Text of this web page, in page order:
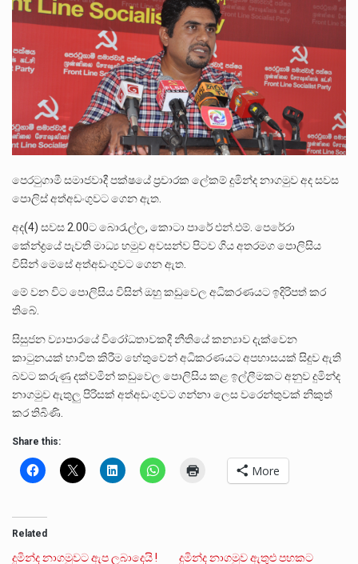
ගොවියන්ගේ ප්‍රශ්න, ධීවරයන්ගේ ප්‍රශ්න, සෞඛය ප්‍රශ්න, වැටු ප්‍ර්ශ්න, රැකියා විරහිත ප්‍රශ්න මේ සියලු ප්‍රශ්නවලට තනි…
පෙරටුගාමී සමාජවාදී පක්ෂයේ ප්‍රචාරක ලේකම් දුමින්ද නාගමුව අද සවස
පොලිස් අත්අඩංගුවට ගෙන ඇත.
අද(4) සවස 2.00ට බොරැල්ල, කොටා පාරේ එන්.එම්. පෙරේරා
‌කේන්ද්‍රයේ පැවති මාධ්‍ය හමුව අවසන්ව පිටව ගිය අතරමග පොලිසිය
විසින් මෙසේ අත්අඩංගුවට ගෙන ඇත.
මේ වන විට පොලිසිය විසින් ඔහු කඩුවෙල අධිකරණයට ඉදිරිපත් කර
තිබේ.
සිසුජන ව්‍යාපාරයේ විරෝධතාවකදී නීතියේ කන්‍යාව දැක්වෙන
කාටුනයක් භාවිත කිරීම හේතුවෙන් අධිකරණයට අපහාසයක් සිදුව ඇති
බවට කරුණු දක්වමින් කඩුවෙල පොලිසිය කළ ඉල්ලීමකට අනුව දුමින්ද
නාගමුව ඇතුලු පිරිසක් අත්අඩංගුවට ගන්නා ලෙස වරෙන්තුවක් නිකුත්
කර තිබිණි.
Share this:
More
Related
දුමින්ද නාගමුවට ඇප ලබාදෙයි !
දුමින්ද නාගමුව ඇතුළු පහකට